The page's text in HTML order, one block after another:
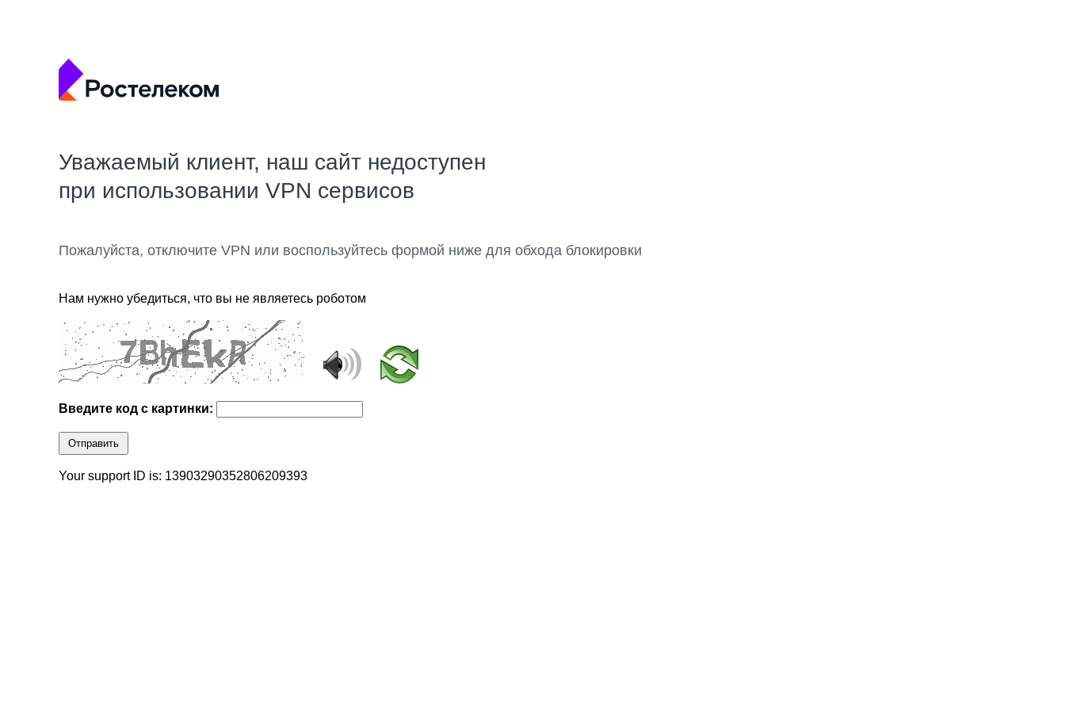
Уважаемый клиент, наш сайт недоступен
при использовании VPN сервисов
Пожалуйста, отключите VPN или воспользуйтесь формой ниже для обхода блокировки
Нам нужно убедиться, что вы не являетесь роботом
Введите код с картинки:
Отправить
Your support ID is: 13903290352806209393